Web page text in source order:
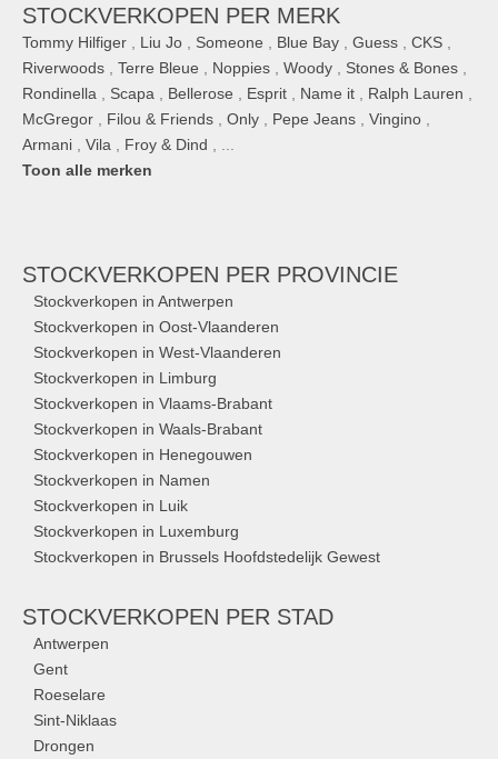
STOCKVERKOPEN PER MERK
Tommy Hilfiger Liu Jo Someone Blue Bay Guess CKS
Riverwoods
Terre Bleue Noppies Woody Stones & Bones
Rondinella
Scapa Bellerose Esprit Name it Ralph Lauren
McGregor
Filou & Friends Only Pepe Jeans Vingino
Armani
Vila Froy & Dind
Toon alle merken
STOCKVERKOPEN PER PROVINCIE
Stockverkopen in Antwerpen
Stockverkopen in Oost-Vlaanderen
Stockverkopen in West-Vlaanderen
Stockverkopen in Limburg
Stockverkopen in Vlaams-Brabant
Stockverkopen in Waals-Brabant
Stockverkopen in Henegouwen
Stockverkopen in Namen
Stockverkopen in Luik
Stockverkopen in Luxemburg
Stockverkopen in Brussels Hoofdstedelijk Gewest
STOCKVERKOPEN PER STAD
Antwerpen
Gent
Roeselare
Sint-Niklaas
Drongen